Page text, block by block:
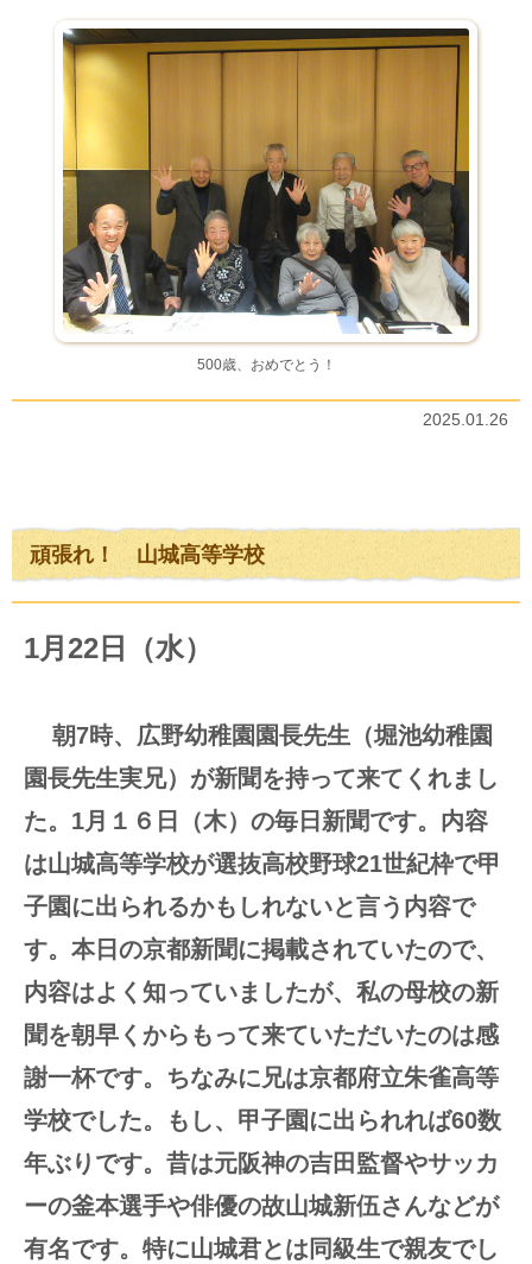
500歳、おめでとう！
2025.01.26
頑張れ！ 山城高等学校
1月22日（水）
朝7時、広野幼稚園園長先生（堀池幼稚園
園長先生実兄）が新聞を持って来てくれまし
た。1月１６日（木）の毎日新聞です。内容
は山城高等学校が選抜高校野球21世紀枠で甲
子園に出られるかもしれないと言う内容で
す。本日の京都新聞に掲載されていたので、
内容はよく知っていましたが、私の母校の新
聞を朝早くからもって来ていただいたのは感
謝一杯です。ちなみに兄は京都府立朱雀高等
学校でした。もし、甲子園に出られれば60数
年ぶりです。昔は元阪神の吉田監督やサッカ
ーの釜本選手や俳優の故山城新伍さんなどが
有名です。特に山城君とは同級生で親友でし